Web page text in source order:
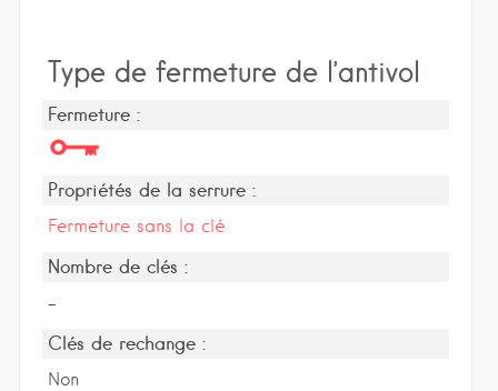
Type de fermeture de l’antivol
Fermeture :
Propriétés de la serrure :
Fermeture sans la clé
Nombre de clés :
-
Clés de rechange :
Non